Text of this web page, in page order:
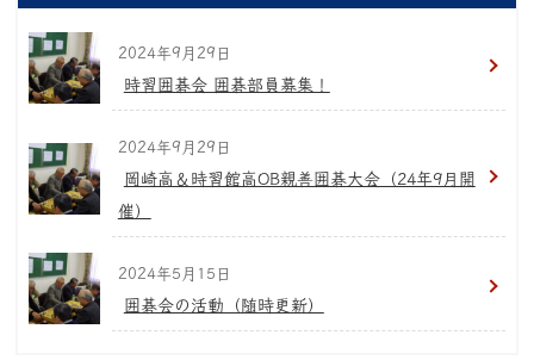
2024年9月29日
時習囲碁会 囲碁部員募集！
2024年9月29日
岡崎高＆時習館高OB親善囲碁大会（24年9月開
催）
2024年5月15日
囲碁会の活動（随時更新）